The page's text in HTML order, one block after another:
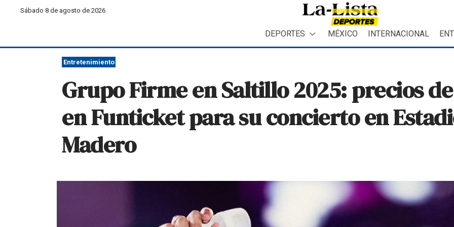
Sábado 8 de agosto de 2026
DEPORTES MÉXICO INTERNACIONAL
Entretenimiento
Grupo Firme en Saltillo 2025: precios
en Funticket para su concierto en
Madero